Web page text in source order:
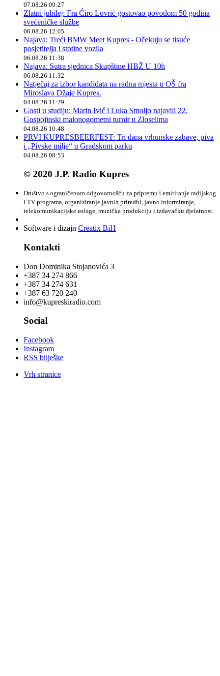
07.08.26 09:27
Zlatni jubilej: Fra Ćiro Lovrić gostovao povodom 50 godina
svećeničke službe
06.08.26 12:05
Najava: Treći BMW Meet Kupres - Očekuju se tisuće
posjetitelja i stotine vozila
06.08.26 11:38
Najava: Sutra sjednica Skupštine HBŽ U 10h
06.08.26 11:32
Natječaj za izbor kandidata na radna mjesta u OŠ fra
Miroslava Džaje Kupres.
04.08.26 11:29
Gosti u studiju: Marin Ivić i Luka Smoljo najavili 22.
Gospojinski malonogometni turnir u Zloselima
04.08.26 10:48
PRVI KUPRESBEERFEST: Tri dana vrhunske zabave, piva
i „Pivske milje“ u Gradskom parku
04.08.26 08:53
© 2020 J.P. Radio Kupres
Društvo s ograničenom odgovornošću za pripremu i emitiranje radijskog
i TV programa, organiziranje javnih priredbi, javno informiranje,
telekomunikacijske usluge, muzička produkciju i izdavačku djelatnost.
Software i dizajn Creatix BiH
Kontakti
Don Dominika Stojanovića 3
+387 34 274 866
+387 34 274 631
+387 63 720 240
info@kupreskiradio.com
Social
Facebook
Instagram
RSS bilješke
Vrh stranice